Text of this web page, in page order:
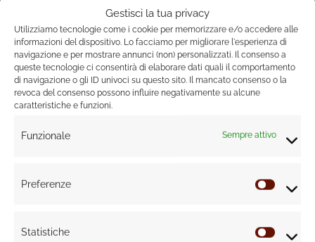
Gestisci la tua privacy
Utilizziamo tecnologie come i cookie per memorizzare e/o accedere alle
informazioni del dispositivo. Lo facciamo per migliorare l'esperienza di
navigazione e per mostrare annunci (non) personalizzati. Il consenso a
queste tecnologie ci consentirà di elaborare dati quali il comportamento
di navigazione o gli ID univoci su questo sito. Il mancato consenso o la
revoca del consenso possono influire negativamente su alcune
caratteristiche e funzioni.
Funzionale Sempre attivo
Preferenze
Statistiche
Valutazione di mobili, materiali o prodotti prima di
procedere.
Se emergerà la necessità di sviluppare un progetto più
approfondito,
Prenota ora la tua call a €149